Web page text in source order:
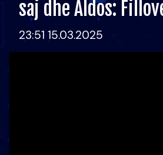
saj dhe Aldos:
23:51 15.03.2025